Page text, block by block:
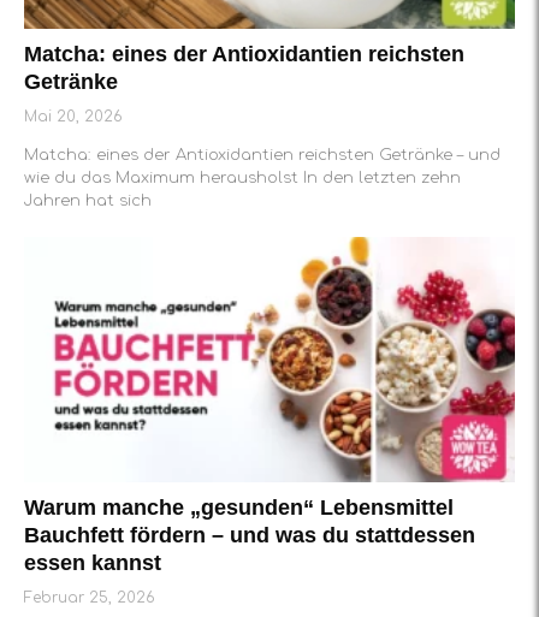
Matcha: eines der Antioxidantien reichsten
Getränke
Mai 20, 2026
Matcha: eines der Antioxidantien reichsten Getränke – und
wie du das Maximum herausholst In den letzten zehn
Jahren hat sich
Warum manche „gesunden“ Lebensmittel
Bauchfett fördern – und was du stattdessen
essen kannst
Februar 25, 2026